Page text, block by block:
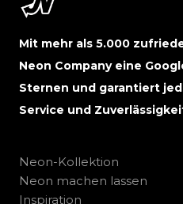
Mit mehr als 5.000
Neon Company eine
Sternen und garantiert
Service und
Neon-Kollektion
Neon machen lassen
Inspiration